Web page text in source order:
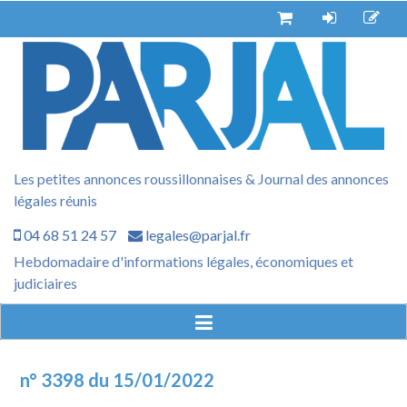
Les petites annonces roussillonnaises & Journal des annonces
légales réunis
04 68 51 24 57
legales@parjal.fr
Hebdomadaire d'informations légales, économiques et
judiciaires
n° 3398 du 15/01/2022